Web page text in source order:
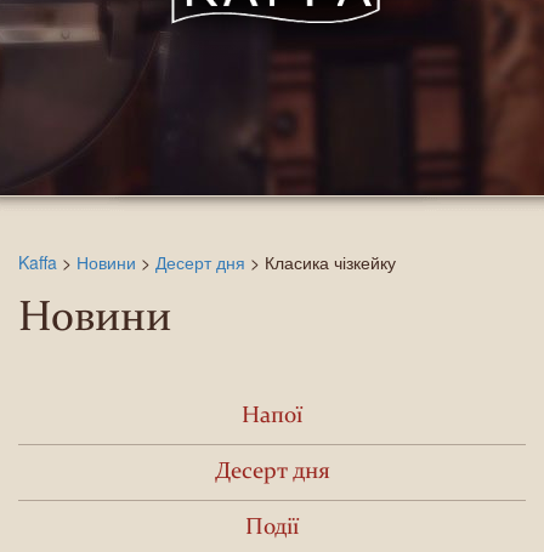
Kaffa > Новини > Десерт дня > Класика чізкейку
Новини
Напої
Десерт дня
Події